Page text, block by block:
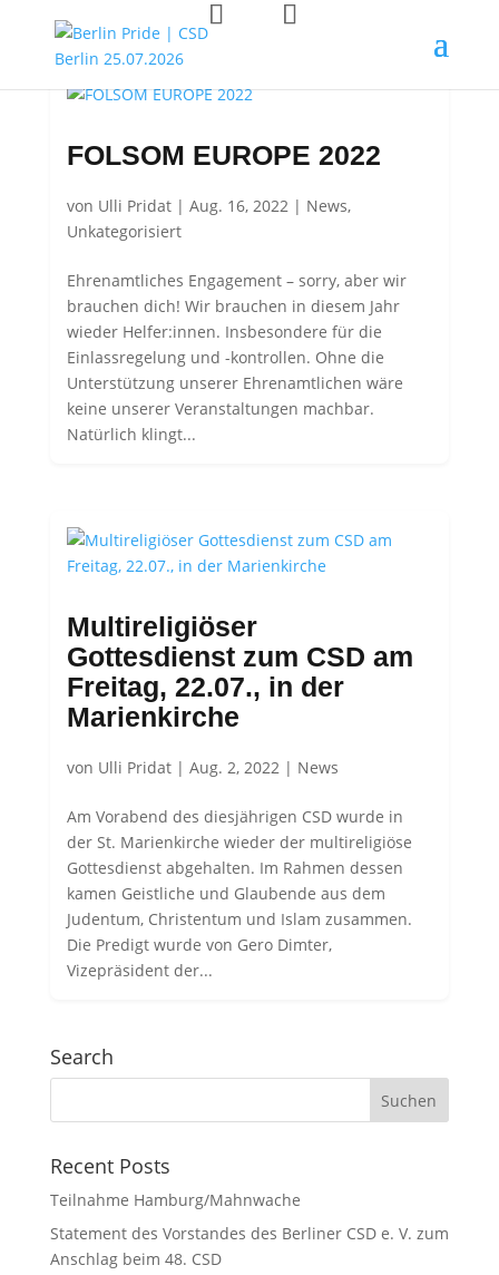
FOLSOM EUROPE 2022
von Ulli Pridat| Aug. 16, 2022| News,
Unkategorisiert
Ehrenamtliches Engagement – sorry, aber wir
brauchen dich! Wir brauchen in diesem Jahr
wieder Helfer:innen. Insbesondere für die
Einlassregelung und -kontrollen. Ohne die
Unterstützung unserer Ehrenamtlichen wäre
keine unserer Veranstaltungen machbar.
Natürlich klingt...
Multireligiöser
Gottesdienst zum CSD am
Freitag, 22.07., in der
Marienkirche
von Ulli Pridat| Aug. 2, 2022| News
Am Vorabend des diesjährigen CSD wurde in
der St. Marienkirche wieder der multireligiöse
Gottesdienst abgehalten. Im Rahmen dessen
kamen Geistliche und Glaubende aus dem
Judentum, Christentum und Islam zusammen.
Die Predigt wurde von Gero Dimter,
Vizepräsident der...
Search
Recent Posts
Teilnahme Hamburg/Mahnwache
Statement des Vorstandes des Berliner CSD e. V. zum
Anschlag beim 48. CSD